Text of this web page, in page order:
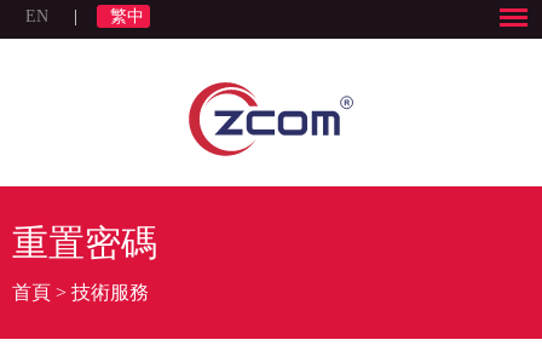
EN 繁中
重置密碼
首頁 > 技術服務